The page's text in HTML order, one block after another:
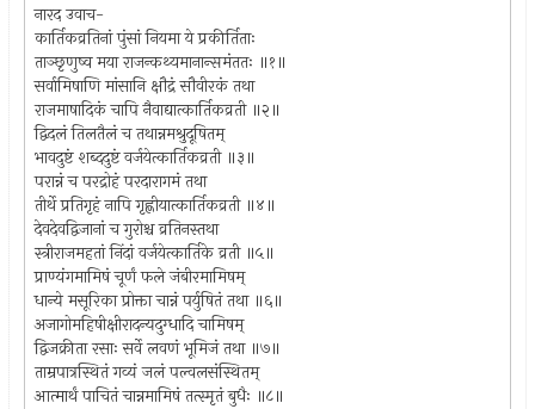
नारद उवाच-
कार्तिकव्रतिनां पुंसां नियमा ये प्रकीर्तिताः
ताञ्छृणुष्व मया राजन्कथ्यमानान्समंततः ॥१॥
सर्वामिषाणि मांसानि क्षौद्रं सौवीरकं तथा
राजमाषादिकं चापि नैवाद्यात्कार्तिकव्रती ॥२॥
द्विदलं तिलतैलं च तथान्नमश्रुदूषितम्
भावदुष्टं शब्ददुष्टं वर्जयेत्कार्तिकव्रती ॥३॥
परान्नं च परद्रोहं परदारागमं तथा
तीर्थे प्रतिगृहं नापि गृह्णीयात्कार्तिकव्रती ॥४॥
देवदेवद्विजानां च गुरोश्च व्रतिनस्तथा
स्त्रीराजमहतां निंदां वर्जयेत्कार्तिके व्रती ॥५॥
प्राण्यंगमामिषं चूर्णं फले जंबीरमामिषम्
धान्ये मसूरिका प्रोक्ता चान्नं पर्युषितं तथा ॥६॥
अजागोमहिषीक्षीरादन्यदुग्धादि चामिषम्
द्विजक्रीता रसाः सर्वे लवणं भूमिजं तथा ॥७॥
ताम्रपात्रस्थितं गव्यं जलं पल्वलसंस्थितम्
आत्मार्थं पाचितं चान्नमामिषं तत्स्मृतं बुधैः ॥८॥